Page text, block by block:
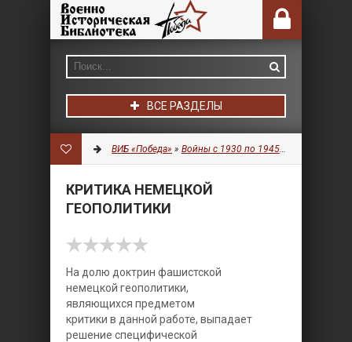
ВСЕ РАЗДЕЛЫ
ВИБ «Победа» » Войны с 1930 по 1945 гг.
КРИТИКА НЕМЕЦКОЙ
ГЕОПОЛИТИКИ
На долю доктрин фашистской
немецкой геополитики,
являющихся предметом
критики в данной работе, выпадает
решение специфической